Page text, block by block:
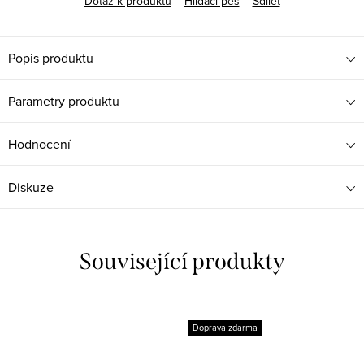
Popis produktu
Parametry produktu
Hodnocení
Diskuze
Související produkty
Doprava zdarma